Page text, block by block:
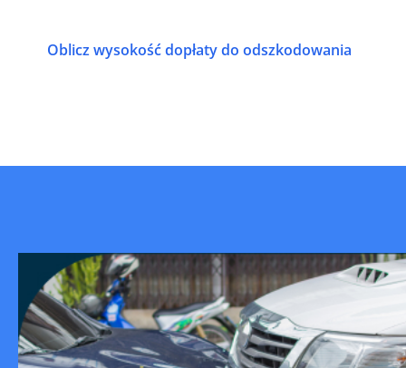
Oblicz wysokość dopłaty do odszkodowania